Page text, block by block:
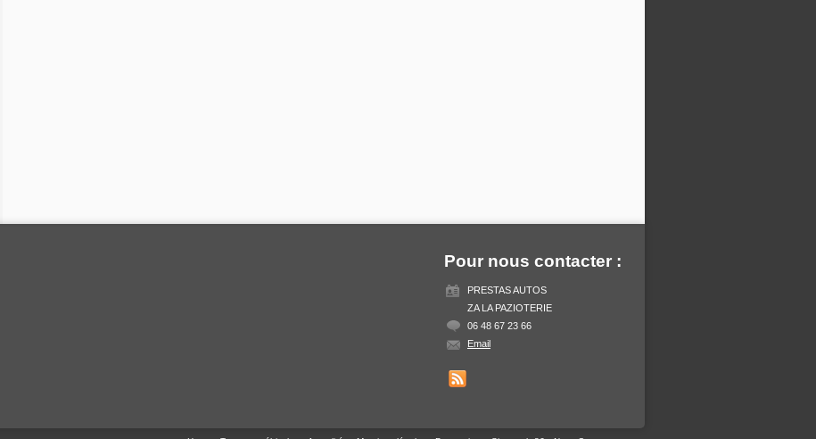
Pour nous contacter :
PRESTAS AUTOS
ZA LA PAZIOTERIE
06 48 67 23 66
Email